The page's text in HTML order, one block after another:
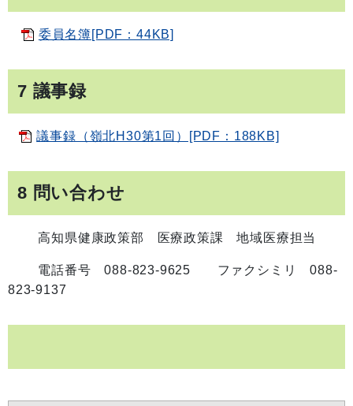
委員名簿[PDF：44KB]
7 議事録
議事録（嶺北H30第1回）[PDF：188KB]
8 問い合わせ
高知県健康政策部 医療政策課 地域医療担当
電話番号 088-823-9625 ファクシミリ 088-
823-9137